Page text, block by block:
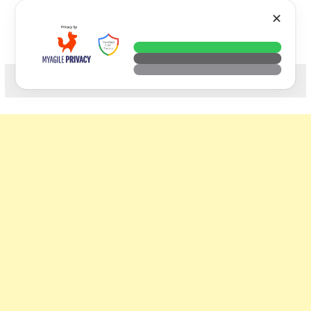
科技. 生活. 攝影.
✕